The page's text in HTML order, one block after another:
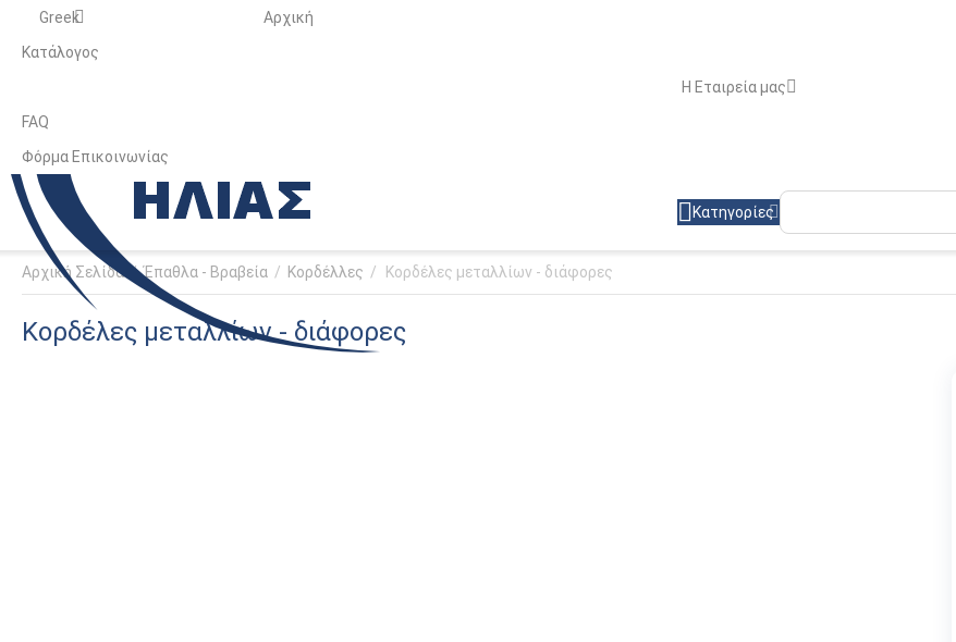
Greek
Αρχική
Κατάλογος
Η Εταιρεία μας
FAQ
Φόρμα Επικοινωνίας
Κατηγορίες
Αρχική Σελίδα / Έπαθλα - Βραβεία / Κορδέλλες / Κορδέλες μεταλλίων - διάφορες
Κορδέλες μεταλλίων - διάφορες